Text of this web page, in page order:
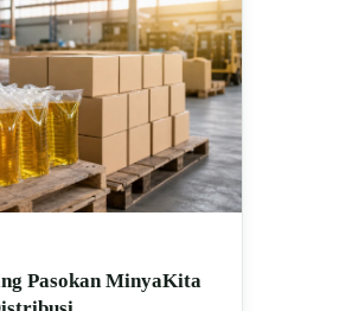
Pasokan MinyaKita